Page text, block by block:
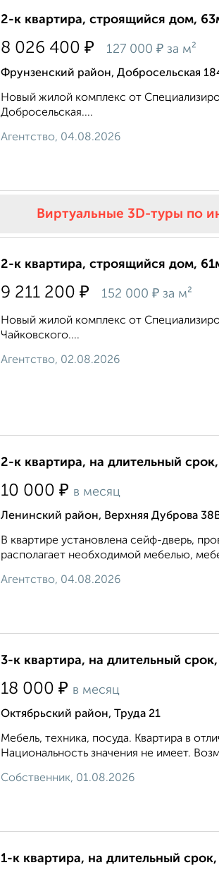
2-к квартира, строящийся дом,
8 026 400 ₽ 127 000 ₽ за м²
Фрунзенский район, Добросельская
Новый жилой комплекс от
Добросельская....
Агентство, 04.08.2026
Виртуальные 3D-туры по
2-к квартира, строящийся дом,
9 211 200 ₽ 152 000 ₽ за м²
Новый жилой комплекс от
Чайковского....
Агентство, 02.08.2026
2-к квартира, на длительный
10 000 ₽ в месяц
Ленинский район, Верхняя Дуброва
В квартире установлена сейф-дверь,
располагает необходимой мебелью,
Агентство, 04.08.2026
3-к квартира, на длительный
18 000 ₽ в месяц
Октябрьский район, Труда 21
Мебель, техника, посуда. Квартира в
Национальность значения не имеет.
Собственник, 01.08.2026
1-к квартира, на длительный